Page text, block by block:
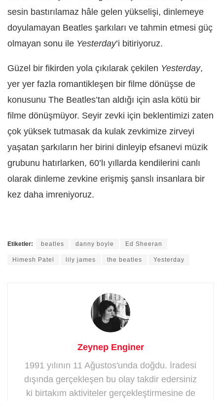
sesin bastırılamaz hâle gelen yükselişi, dinlemeye
doyulamayan Beatles şarkıları ve tahmin etmesi güç
olmayan sonu ile Yesterday’i bitiriyoruz.
Güzel bir fikirden yola çıkılarak çekilen Yesterday,
yer yer fazla romantikleşen bir filme dönüşse de
konusunu The Beatles’tan aldığı için asla kötü bir
filme dönüşmüyor. Seyir zevki için beklentimizi zaten
çok yüksek tutmasak da kulak zevkimize zirveyi
yaşatan şarkıların her birini dinleyip efsanevi müzik
grubunu hatırlarken, 60’lı yıllarda kendilerini canlı
olarak dinleme zevkine erişmiş şanslı insanlara bir
kez daha imreniyoruz.
Etiketler: beatles danny boyle Ed Sheeran
Himesh Patel lily james the beatles Yesterday
Zeynep Enginer
1991 yılının 11 Ağustos'unda doğdu. İradesi
dışında gerçekleşen bu olay takdir edersiniz
ki birtakım aktiviteler gerçekleştirmesine de